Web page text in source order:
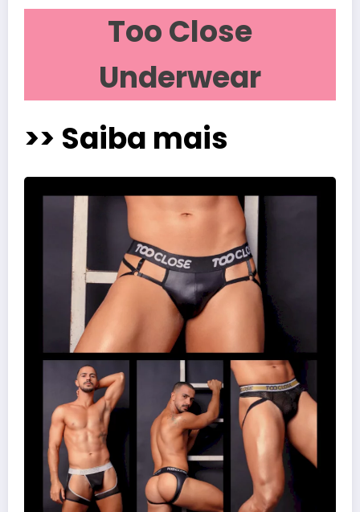
Too Close
Underwear
>> Saiba mais